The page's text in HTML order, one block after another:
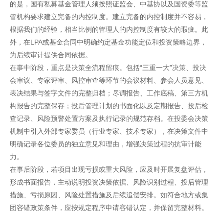
的是，国有私募基金管理人须按照证监会、中基协以及国资委等监
管机构要求建立完备的内控制度。建立完备的内控制度并不容易，
根据我们的经验，相当比例的管理人的内控制度有较大的瑕疵。此
外，在LPA或基金合同中明确约定基金功能定位和投资策略边界，
为后续审计提供合同依据。
在事中阶段，重点是决策全流程留痕。包括“三重一大”决策、投决
会审议、专家评审、风控审查等环节的会议材料、参会人员意见、
表决结果与签字文件的完整归档；尽调报告、工作底稿、第三方机
构报告的完整保存；投后管理计划的书面化以及定期报告、投后检
查记录、风险预警处置方案及执行记录的规范存档。在投委会决策
机制中引入外部专家委员（行业专家、技术专家），在决策文件中
明确记录各位委员的独立意见和理由，增强决策过程的抗审计能
力。
在事后阶段，若项目出现亏损或重大风险，应及时开展复盘评估，
形成书面报告，主动说明投资决策依据、风险识别过程、投后管理
措施、亏损原因、风险处置措施及后续追偿安排。如符合地方或集
团容错政策条件，应按规定程序申请容错认定，并保留完整材料。